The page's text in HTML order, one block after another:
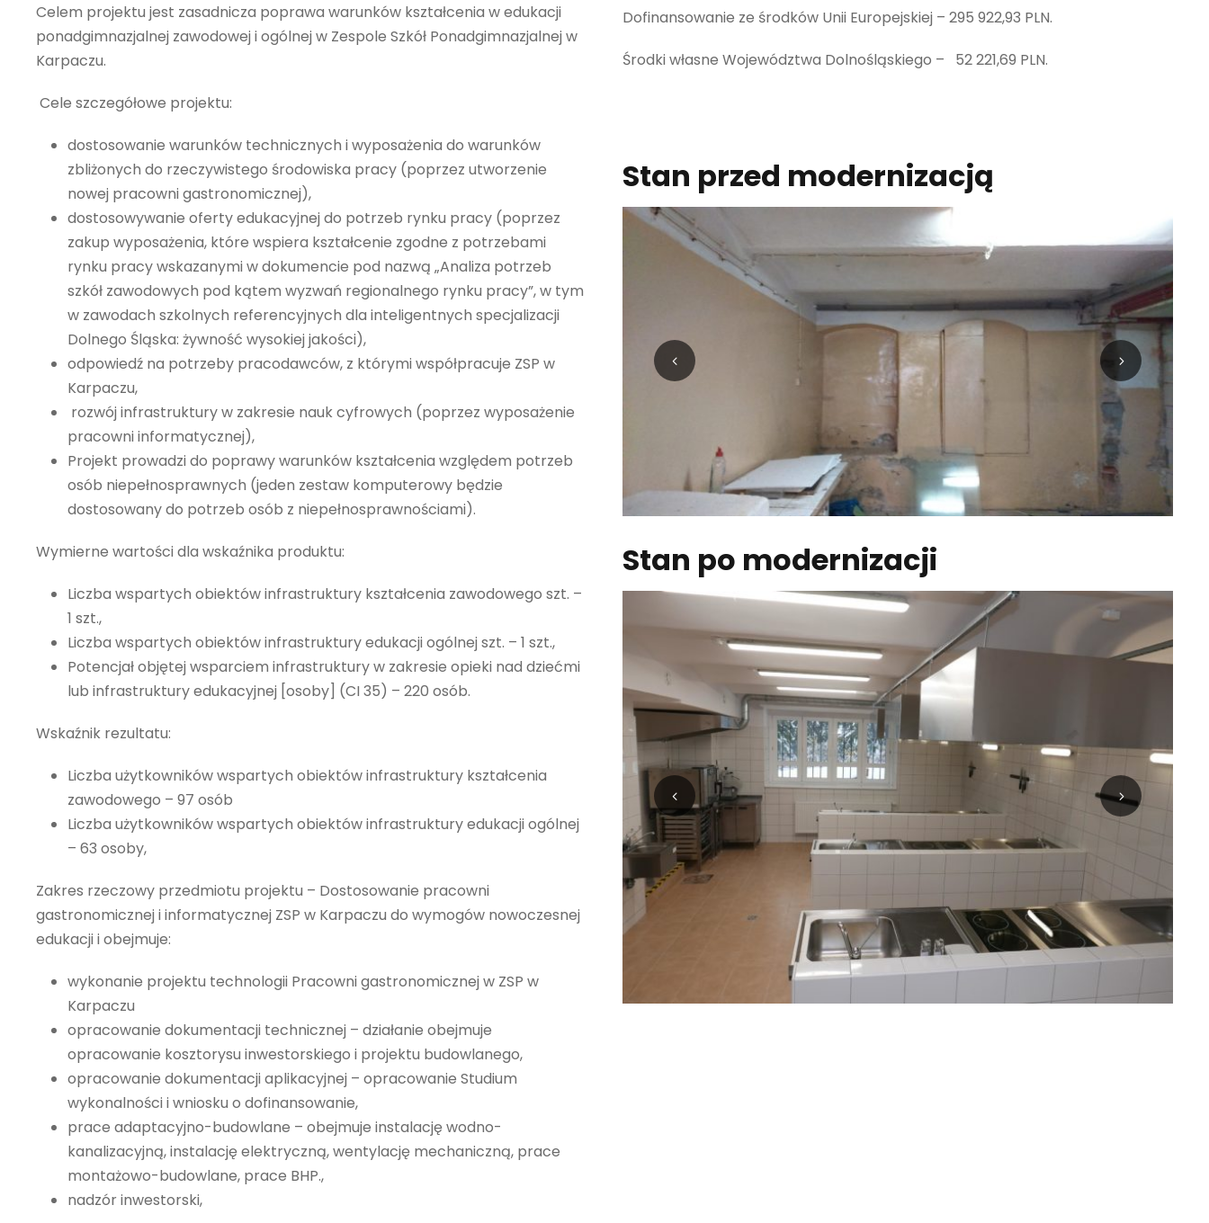
Celem projektu jest zasadnicza poprawa warunków kształcenia w edukacji
ponadgimnazjalnej zawodowej i ogólnej w Zespole Szkół Ponadgimnazjalnej w
Karpaczu.
Cele szczegółowe projektu:
dostosowanie warunków technicznych i wyposażenia do warunków
zbliżonych do rzeczywistego środowiska pracy (poprzez utworzenie
nowej pracowni gastronomicznej),
dostosowywanie oferty edukacyjnej do potrzeb rynku pracy (poprzez
zakup wyposażenia, które wspiera kształcenie zgodne z potrzebami
rynku pracy wskazanymi w dokumencie pod nazwą „Analiza potrzeb
szkół zawodowych pod kątem wyzwań regionalnego rynku pracy”, w tym
w zawodach szkolnych referencyjnych dla inteligentnych specjalizacji
Dolnego Śląska: żywność wysokiej jakości),
odpowiedź na potrzeby pracodawców, z którymi współpracuje ZSP w
Karpaczu,
rozwój infrastruktury w zakresie nauk cyfrowych (poprzez wyposażenie
pracowni informatycznej),
Projekt prowadzi do poprawy warunków kształcenia względem potrzeb
osób niepełnosprawnych (jeden zestaw komputerowy będzie
dostosowany do potrzeb osób z niepełnosprawnościami).
Wymierne wartości dla wskaźnika produktu:
Liczba wspartych obiektów infrastruktury kształcenia zawodowego szt. –
1 szt.,
Liczba wspartych obiektów infrastruktury edukacji ogólnej szt. – 1 szt.,
Potencjał objętej wsparciem infrastruktury w zakresie opieki nad dziećmi
lub infrastruktury edukacyjnej [osoby] (CI 35) – 220 osób.
Wskaźnik rezultatu:
Liczba użytkowników wspartych obiektów infrastruktury kształcenia
zawodowego – 97 osób
Liczba użytkowników wspartych obiektów infrastruktury edukacji ogólnej
– 63 osoby,
Zakres rzeczowy przedmiotu projektu – Dostosowanie pracowni
gastronomicznej i informatycznej ZSP w Karpaczu do wymogów nowoczesnej
edukacji i obejmuje:
wykonanie projektu technologii Pracowni gastronomicznej w ZSP w
Karpaczu
opracowanie dokumentacji technicznej – działanie obejmuje
opracowanie kosztorysu inwestorskiego i projektu budowlanego,
opracowanie dokumentacji aplikacyjnej – opracowanie Studium
wykonalności i wniosku o dofinansowanie,
prace adaptacyjno-budowlane – obejmuje instalację wodno-
kanalizacyjną, instalację elektryczną, wentylację mechaniczną, prace
montażowo-budowlane, prace BHP.,
nadzór inwestorski,
Dofinansowanie ze środków Unii Europejskiej – 295 922,93 PLN.
Środki własne Województwa Dolnośląskiego – 52 221,69 PLN.
Stan przed modernizacją
Stan po modernizacji